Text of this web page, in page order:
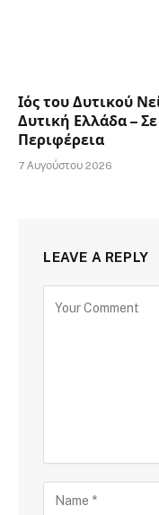
Ιός του Δυτικού
Δυτική Ελλάδα –
Περιφέρεια
7 Αυγούστου 2026
LEAVE A REPLY